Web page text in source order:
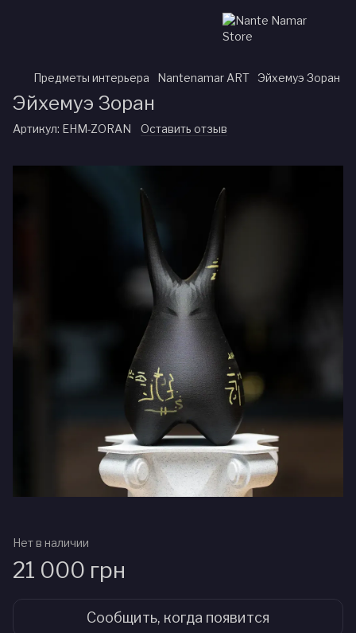
Предметы интерьера Nantenamar ART Эйхемуэ Зоран
Эйхемуэ Зоран
Артикул: EHM-ZORAN Оставить отзыв
Нет в наличии
21 000 грн
Сообщить, когда появится